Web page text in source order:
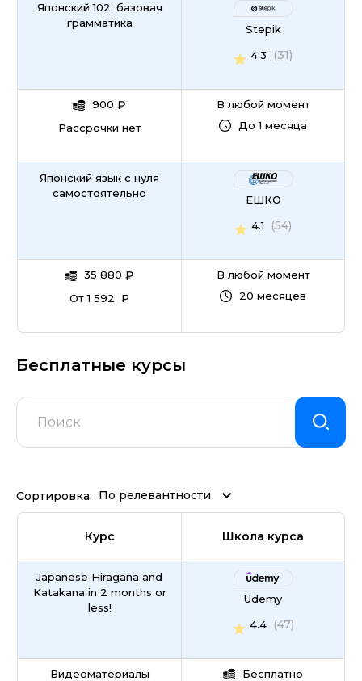
Японский 102: базовая
грамматика
900 ₽
Рассрочки нет
Stepik
4.3
(31)
В любой момент
До 1 месяца
Японский язык с нуля
самостоятельно
35 880 ₽
От 1 592 ₽
ЕШКО
4.1
(54)
В любой момент
20 месяцев
Бесплатные курсы
Сортировка: По релевантности
Курс Школа курса
Japanese Hiragana and
Katakana in 2 months or
less!
Видеоматериалы
Udemy
4.4
(47)
Бесплатно